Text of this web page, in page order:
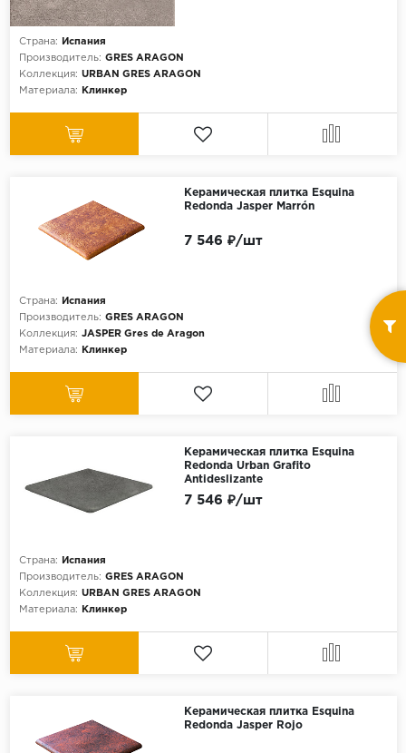
Страна:
Испания
Производитель: GRES ARAGON
Коллекция: URBAN GRES ARAGON
Материала:
Клинкер
Керамическая плитка Esquina
Redonda Jasper Marrón
Страна:
Испания
Производитель: GRES ARAGON
Коллекция: JASPER Gres de Aragon
Материала:
Клинкер
7 546 ₽/шт
Керамическая плитка Esquina
Redonda Urban Grafito
Antideslizante
Страна:
Испания
Производитель: GRES ARAGON
Коллекция: URBAN GRES ARAGON
Материала:
Клинкер
7 546 ₽/шт
Керамическая плитка Esquina
Redonda Jasper Rojo